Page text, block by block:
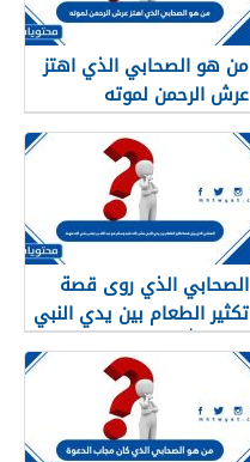
من هو الصحابي الذي اهتز
عرش الرحمن لموته
الصحابي الذي روى قصة
تكثير الطعام بين يدي النبي
صلى الله عليه وسلم هو
عبد الله بن عباس رضي الله
عنهما.